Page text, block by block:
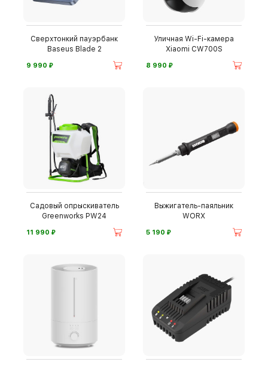
Сверхтонкий пауэрбанк
Baseus Blade 2
9 990 ⃏
Уличная Wi-Fi-камера
Xiaomi CW700S
8 990 ⃏
Садовый опрыскиватель
Greenworks PW24
11 990 ⃏
Выжигатель-паяльник
WORX
5 190 ⃏